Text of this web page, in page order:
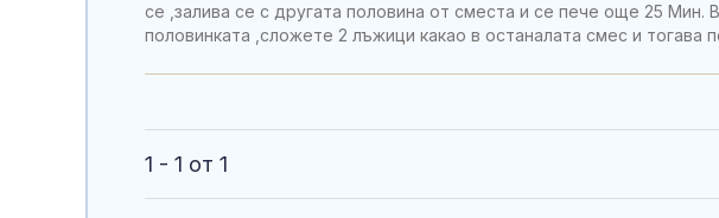
се ,залива се с другата половина от сместа и се пече още 25 Мин.
половинката ,сложете 2 лъжици какао в останалата смес и тогава
1 - 1 от 1